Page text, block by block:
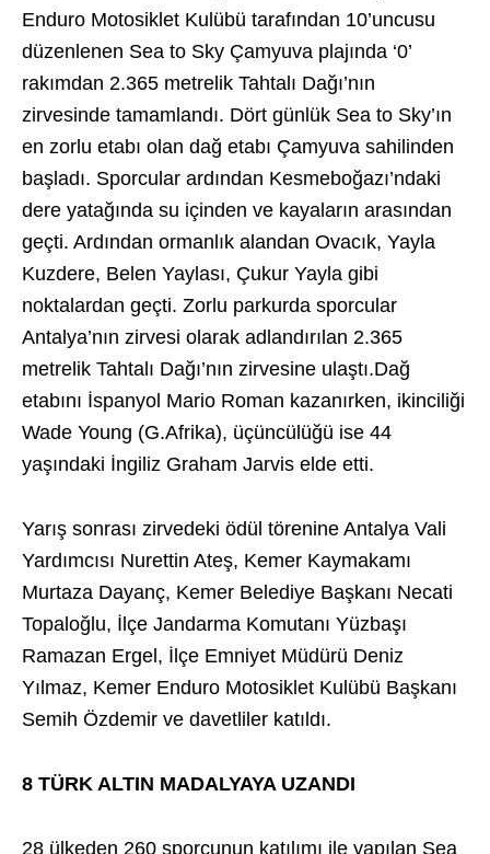
Enduro Motosiklet Kulübü tarafından 10’uncusu
düzenlenen Sea to Sky Çamyuva plajında ‘0’
rakımdan 2.365 metrelik Tahtalı Dağı’nın
zirvesinde tamamlandı. Dört günlük Sea to Sky’ın
en zorlu etabı olan dağ etabı Çamyuva sahilinden
başladı. Sporcular ardından Kesmeboğazı’ndaki
dere yatağında su içinden ve kayaların arasından
geçti. Ardından ormanlık alandan Ovacık, Yayla
Kuzdere, Belen Yaylası, Çukur Yayla gibi
noktalardan geçti. Zorlu parkurda sporcular
Antalya’nın zirvesi olarak adlandırılan 2.365
metrelik Tahtalı Dağı’nın zirvesine ulaştı.Dağ
etabını İspanyol Mario Roman kazanırken, ikinciliği
Wade Young (G.Afrika), üçüncülüğü ise 44
yaşındaki İngiliz Graham Jarvis elde etti.
Yarış sonrası zirvedeki ödül törenine Antalya Vali
Yardımcısı Nurettin Ateş, Kemer Kaymakamı
Murtaza Dayanç, Kemer Belediye Başkanı Necati
Topaloğlu, İlçe Jandarma Komutanı Yüzbaşı
Ramazan Ergel, İlçe Emniyet Müdürü Deniz
Yılmaz, Kemer Enduro Motosiklet Kulübü Başkanı
Semih Özdemir ve davetliler katıldı.
8 TÜRK ALTIN MADALYAYA UZANDI
28 ülkeden 260 sporcunun katılımı ile yapılan Sea